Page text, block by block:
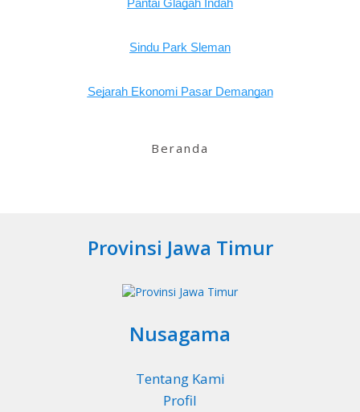
Beranda
Provinsi Jawa Timur
Nusagama
Tentang Kami
Profil